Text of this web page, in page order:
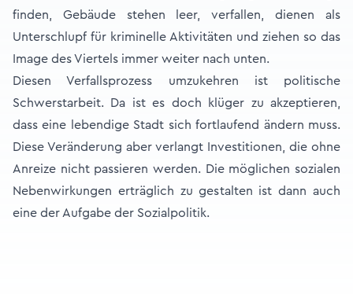
finden, Gebäude stehen leer, verfallen, dienen als
Unterschlupf für kriminelle Aktivitäten und ziehen so das
Image des Viertels immer weiter nach unten.
Diesen Verfallsprozess umzukehren ist politische
Schwerstarbeit. Da ist es doch klüger zu akzeptieren,
dass eine lebendige Stadt sich fortlaufend ändern muss.
Diese Veränderung aber verlangt Investitionen, die ohne
Anreize nicht passieren werden. Die möglichen sozialen
Nebenwirkungen erträglich zu gestalten ist dann auch
eine der Aufgabe der Sozialpolitik.